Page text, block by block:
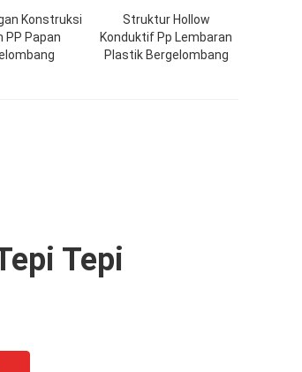
Konstruksi
PP Papan
Struktur Hollow
Konduktif Pp Lembaran
Plastik Bergelombang
Tepi